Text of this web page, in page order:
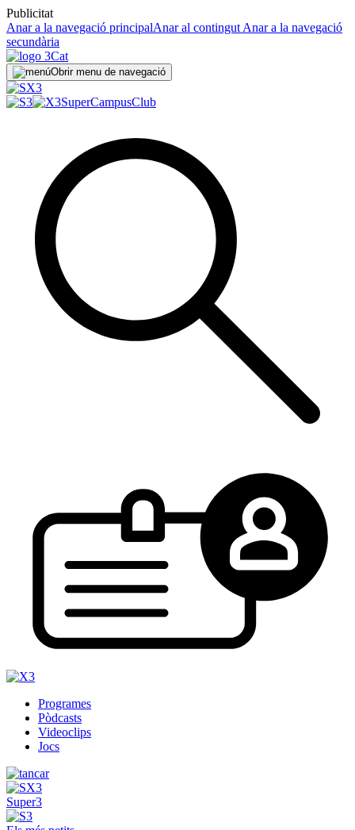
Publicitat
Anar a la navegació principalAnar al contingut Anar a la navegació
secundària
Obrir menu de navegació
SuperCampusClub
Programes
Pòdcasts
Videoclips
Jocs
Super3